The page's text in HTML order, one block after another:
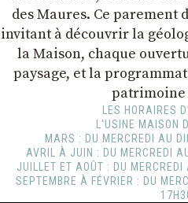
des Maures. Ce parement
invitant à découvrir la
la Maison, chaque
paysage, et la
LES HORAIRES
L'USINE MAISON
MARS : DU MERCREDI AU
AVRIL À JUIN : DU MERCREDI
JUILLET ET AOÛT : DU
SEPTEMBRE À FÉVRIER : DU